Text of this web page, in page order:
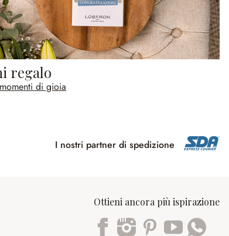
regalo
di gioia
I nostri partner di spedizione
Ottieni ancora più ispirazione